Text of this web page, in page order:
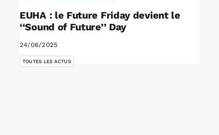
EUHA : le Future Friday devient le
‘‘Sound of Future’’ Day
24/06/2025
TOUTES LES ACTUS